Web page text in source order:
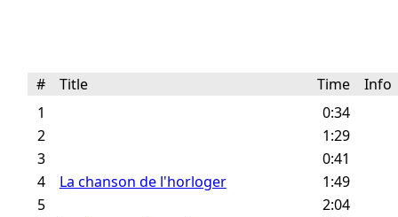
# Title Time
Info
1
0:34
2
1:29
3
0:41
4
La chanson de l'horloger
1:49
5
2:04